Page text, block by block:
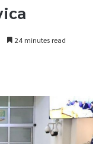
24 minutes read